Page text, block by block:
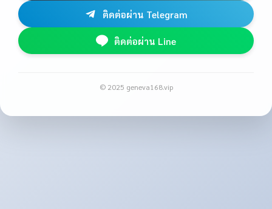
ติดต่อผ่าน Telegram
ติดต่อผ่าน Line
© 2025 geneva168.vip